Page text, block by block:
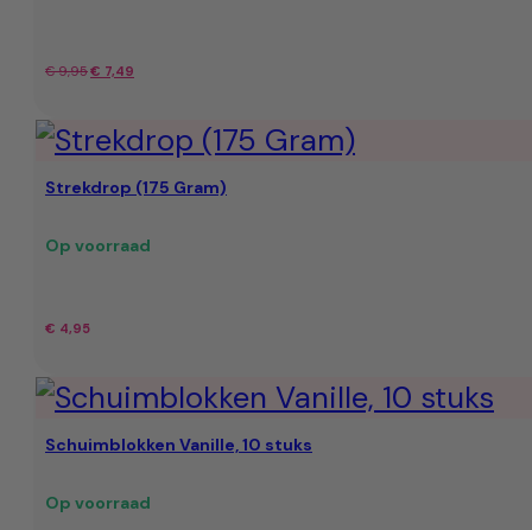
€9,95Oorspronkelijke
was:
€ 9,95.
€ 7,49
is:
€ 7,49.
Strekdrop (175 Gram)
Op voorraad
€ 4,95
Schuimblokken Vanille, 10 stuks
Op voorraad